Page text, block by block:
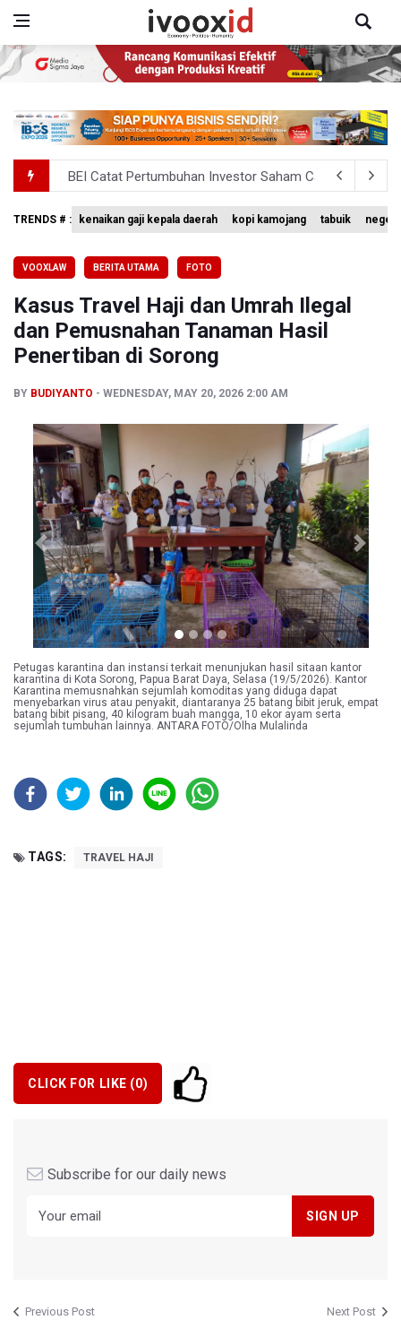
BEI Catat Pertumbuhan Investor Saham Capai 10,05
Flores Bersiap Gelar Festival Golo Koe 2026,
Anggota DPR Minta Rencana Kenaikan Gaji Kepala
BGN Wajibkan Ompreng MBG Cantumkan Batas Waktu
TRENDS # : kenaikan gaji kepala daerah kopi kamojang tabuik
VOOXLAW BERITA UTAMA FOTO
Kasus Travel Haji dan Umrah Ilegal
dan Pemusnahan Tanaman Hasil
Penertiban di Sorong
BY BUDIYANTO WEDNESDAY, MAY 20, 2026 2:00 AM
Previous Next
Petugas karantina dan instansi terkait menunjukan hasil sitaan kantor
karantina di Kota Sorong, Papua Barat Daya, Selasa (19/5/2026). Kantor
Karantina memusnahkan sejumlah komoditas yang diduga dapat
menyebarkan virus atau penyakit, diantaranya 25 batang bibit jeruk, empat
batang bibit pisang, 40 kilogram buah mangga, 10 ekor ayam serta
sejumlah tumbuhan lainnya. ANTARA FOTO/Olha Mulalinda
TAGS: TRAVEL HAJI
CLICK FOR LIKE (0)
Subscribe for our daily news
Previous Post Next Post